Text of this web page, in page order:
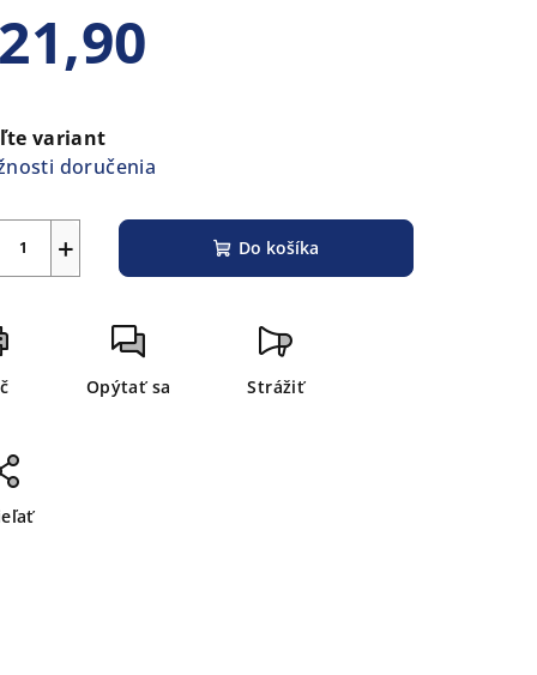
variant
doručenia
+ Do košíka
Opýtať sa Strážiť